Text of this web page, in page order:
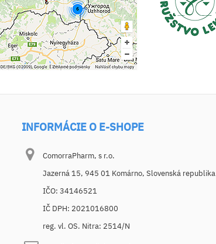
INFORMÁCIE O E-SHOPE
ComorraPharm, s r.o.
Jazerná 15, 945 01 Komárno, Slovenská republika
IČO: 34146521
IČ DPH: 2021016800
reg. vl. OS. Nitra: 2514/N